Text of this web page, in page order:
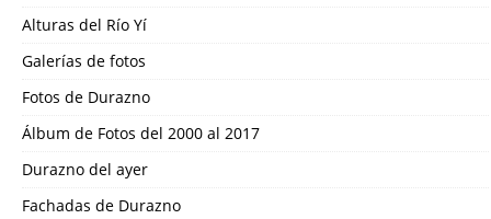
Alturas del Río Yí
Galerías de fotos
Fotos de Durazno
Álbum de Fotos del 2000 al 2017
Durazno del ayer
Fachadas de Durazno